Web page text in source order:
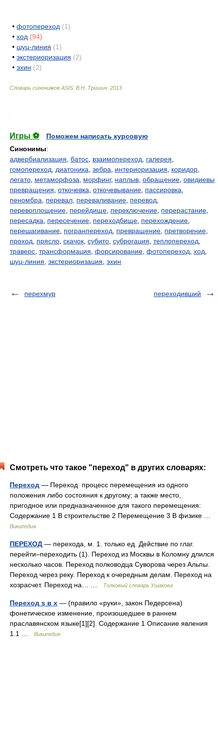
• фотопереход (1)
• ход (94)
• шуц-линия (1)
• экстериоризация (2)
• эхин (2)
Словарь синонимов ASIS. В.Н. Тришин 2013
Игры ⚽
Поможем написать курсовую
Синонимы:
адвербиализация батос взаимопереход галерея
гомопереход
диатоника зебра интериоризация коридор
легато метаморфоза морфинг, наплыв обращение овидиевы
превращения откочевка откочевывание пассировка
пеномбра
перевал переваливание перевод
перевоплощение перейдище переключение перерастание
пересадка
пересечение переходбище перехождение
перешагивание погранпереход превращение претворение
проход
прясло скачок субито суброгация теплопереход
траверс трансформация форсирование фотопереход ход
шуц-линия экстериоризация эхин
перехмур переходивший
Смотреть что такое "переход" в других словарях:
Переход — Переход процесс перемещения из одного
положения либо состояния к другому; а также место,
пригодное или предназначенное для такого перемещения:
Содержание 1 В строительстве 2 Перемещение 3 В физике …
Википедия
ПЕРЕХОД — перехода, м. 1. только ед. Действие по глаг.
перейти–переходить (1). Переход из Москвы в Коломну длился
несколько часов. Переход полководца Суворова через Альпы.
Переход через реку. Переход к очередным делам. Переход на
хозрасчет. Переход на… …
Толковый словарь Ушакова
Переход s в x — (правило «руки», закон Педерсена)
фонетическое изменение, произошедшее в раннем
праславянском языке[1][2]. Содержание 1 Описание явления
1.1 …
Википедия